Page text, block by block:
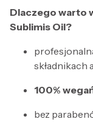
Dlaczego warto
Sublimis Oil?
składnikach
100%
bez